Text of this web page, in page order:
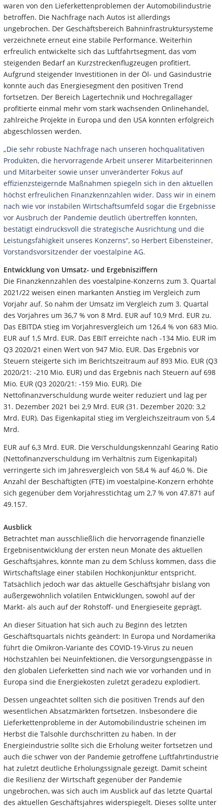
waren von den Lieferkettenproblemen der Automobilindustrie
betroffen. Die Nachfrage nach Autos ist allerdings
ungebrochen. Der Geschäftsbereich Bahninfrastruktursysteme
verzeichnete erneut eine stabile Performance. Weiterhin
erfreulich entwickelte sich das Luftfahrtsegment, das vom
steigenden Bedarf an Kurzstreckenflugzeugen profitiert.
Aufgrund steigender Investitionen in der Öl- und Gasindustrie
konnte auch das Energiesegment den positiven Trend
fortsetzen. Der Bereich Lagertechnik und Hochregallager
profitierte einmal mehr vom stark wachsenden Onlinehandel,
zahlreiche Projekte in Europa und den USA konnten erfolgreich
abgeschlossen werden.
„Die sehr robuste Nachfrage nach unseren hochqualitativen
Produkten, die hervorragende Arbeit unserer Mitarbeiterinnen
und Mitarbeiter sowie unser unveränderter Fokus auf
effizienzsteigernde Maßnahmen spiegeln sich in den aktuellen
höchst erfreulichen Finanzkennzahlen wider. Dass wir in einem
nach wie vor instabilen Wirtschaftsumfeld sogar die Ergebnisse
vor Ausbruch der Pandemie deutlich übertreffen konnten,
bestätigt eindrucksvoll die strategische Ausrichtung und die
Leistungsfähigkeit unseres Konzerns“, so Herbert Eibensteiner,
Vorstandsvorsitzender der voestalpine AG.
Entwicklung von Umsatz- und Ergebnisziffern
Die Finanzkennzahlen des voestalpine-Konzerns zum 3. Quartal
2021/22 weisen einen markanten Anstieg im Vergleich zum
Vorjahr auf. So nahm der Umsatz im Vergleich zum 3. Quartal
des Vorjahres um 36,7 % von 8 Mrd. EUR auf 10,9 Mrd. EUR zu.
Das EBITDA stieg im Vorjahresvergleich um 126,4 % von 683 Mio.
EUR auf 1,5 Mrd. EUR. Das EBIT erreichte nach -134 Mio. EUR im
Q3 2020/21 einen Wert von 947 Mio. EUR. Das Ergebnis vor
Steuern steigerte sich im Berichtszeitraum auf 893 Mio. EUR (Q3
2020/21: -210 Mio. EUR) und das Ergebnis nach Steuern auf 698
Mio. EUR (Q3 2020/21: -159 Mio. EUR). Die
Nettofinanzverschuldung wurde weiter reduziert und lag per
31. Dezember 2021 bei 2,9 Mrd. EUR (31. Dezember 2020: 3,2
Mrd. EUR). Das Eigenkapital stieg im Vergleichszeitraum von 5,4
Mrd.
EUR auf 6,3 Mrd. EUR. Die Verschuldungskennzahl Gearing Ratio
(Nettofinanzverschuldung im Verhältnis zum Eigenkapital)
verringerte sich im Jahresvergleich von 58,4 % auf 46,0 %. Die
Anzahl der Beschäftigten (FTE) im voestalpine-Konzern erhöhte
sich gegenüber dem Vorjahresstichtag um 2,7 % von 47.871 auf
49.157.
Ausblick
Betrachtet man ausschließlich die hervorragende finanzielle
Ergebnisentwicklung der ersten neun Monate des aktuellen
Geschäftsjahres, könnte man zu dem Schluss kommen, dass die
Wirtschaftslage einer stabilen Hochkonjunktur entspricht.
Tatsächlich jedoch war das aktuelle Geschäftsjahr bislang von
außergewöhnlich volatilen Entwicklungen, sowohl auf der
Markt- als auch auf der Rohstoff- und Energieseite geprägt.
An dieser Situation hat sich auch zu Beginn des letzten
Geschäftsquartals nichts geändert: In Europa und Nordamerika
führt die Omikron-Variante des COVID-19-Virus zu neuen
Höchstzahlen bei Neuinfektionen, die Versorgungsengpässe in
den globalen Lieferketten sind nach wie vor vorhanden und in
Europa sind die Energiekosten zuletzt geradezu explodiert.
Dessen ungeachtet sollten sich die positiven Trends auf den
wesentlichen Absatzmärkten fortsetzen. Insbesondere die
Lieferkettenprobleme in der Automobilindustrie scheinen im
Herbst die Talsohle durchschritten zu haben. In der
Energieindustrie sollte sich die Erholung weiter fortsetzen und
auch die schwer von der Pandemie getroffene Luftfahrtindustrie
hat zuletzt deutliche Erholungssignale gezeigt. Damit scheint
die Resilienz der Wirtschaft gegenüber der Pandemie
ungebrochen, was sich auch im Ausblick auf das letzte Quartal
des aktuellen Geschäftsjahres widerspiegelt. Dieses sollte unter